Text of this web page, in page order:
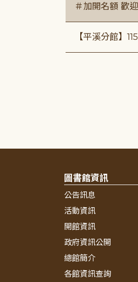
＃加開名額 歡
【平溪分館】
圖書館資訊
公告訊息
活動資訊
開館資訊
政府資訊公開
總館簡介
各館資訊查詢